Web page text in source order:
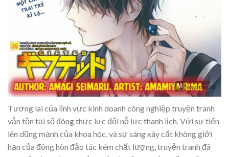
Tương lai của lĩnh vực kinh doanh công nghiệp truyện tranh
vẫn tồn tại số đông thực lực đổi nỗ lực thanh lịch. Với sự tiến
lên dũng mạnh của khoa học, và sự sáng xây cất không giới
hạn của đông hòn đảo tác kém chất lượng, truyện tranh đã